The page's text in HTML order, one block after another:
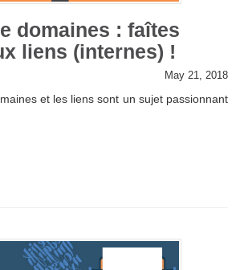
domaines : faîtes
liens (internes) !
May 21, 2018
et les liens sont un sujet passionnant